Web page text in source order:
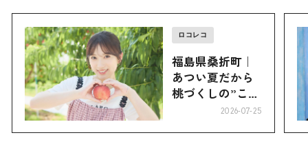
ロコレコ
福島県桑折町｜
あつい夏だから
桃づくしの”こお
2026-07-25